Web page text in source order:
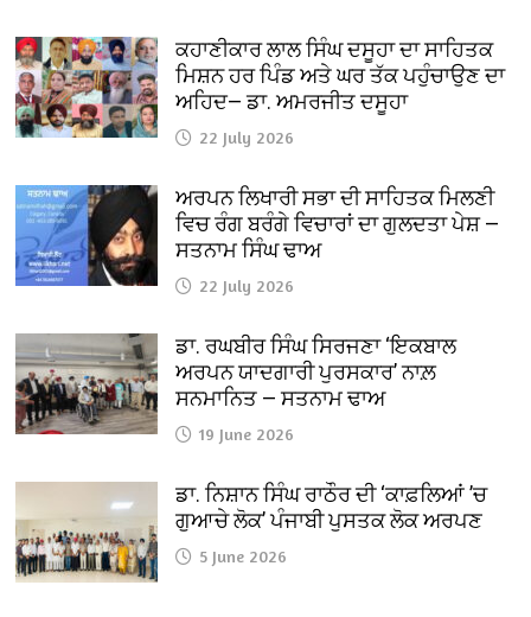
ਕਹਾਣੀਕਾਰ ਲਾਲ ਸਿੰਘ ਦਸੂਹਾ ਦਾ ਸਾਹਿਤਕ
ਮਿਸ਼ਨ ਹਰ ਪਿੰਡ ਅਤੇ ਘਰ ਤੱਕ ਪਹੁੰਚਾਉਣ ਦਾ
ਅਹਿਦ— ਡਾ. ਅਮਰਜੀਤ ਦਸੂਹਾ
22 July 2026
ਅਰਪਨ ਲਿਖਾਰੀ ਸਭਾ ਦੀ ਸਾਹਿਤਕ ਮਿਲਣੀ
ਵਿਚ ਰੰਗ ਬਰੰਗੇ ਵਿਚਾਰਾਂ ਦਾ ਗੁਲਦਤਾ ਪੇਸ਼ —
ਸਤਨਾਮ ਸਿੰਘ ਢਾਅ
22 July 2026
ਡਾ. ਰਘਬੀਰ ਸਿੰਘ ਸਿਰਜਣਾ ‘ਇਕਬਾਲ
ਅਰਪਨ ਯਾਦਗਾਰੀ ਪੁਰਸਕਾਰ’ ਨਾਲ਼
ਸਨਮਾਨਿਤ — ਸਤਨਾਮ ਢਾਅ
19 June 2026
ਡਾ. ਨਿਸ਼ਾਨ ਸਿੰਘ ਰਾਠੌਰ ਦੀ ‘ਕਾਫ਼ਲਿਆਂ ’ਚ
ਗੁਆਚੇ ਲੋਕ’ ਪੰਜਾਬੀ ਪੁਸਤਕ ਲੋਕ ਅਰਪਣ
5 June 2026